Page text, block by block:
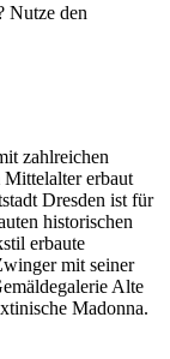
Nutze den
zahlreichen
erbaut
Dresden ist für
historischen
erbaute
mit seiner
Alte
Madonna.